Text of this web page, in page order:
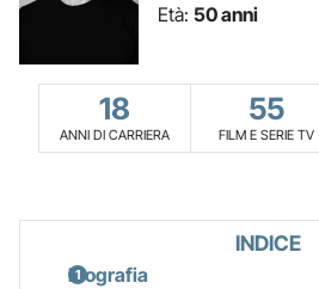
Età: 50 anni
18
ANNI DI CARRIERA
55
FILM E SERIE TV
INDICE
Biografia